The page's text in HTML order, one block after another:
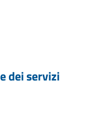
dei servizi